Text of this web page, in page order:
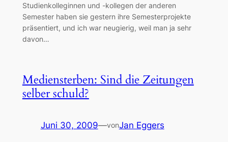
Studienkolleginnen und -kollegen der anderen
Semester haben sie gestern ihre Semesterprojekte
präsentiert, und ich war neugierig, weil man ja sehr
davon…
Mediensterben: Sind die Zeitungen
selber schuld?
Juni 30, 2009—vonJan Eggers